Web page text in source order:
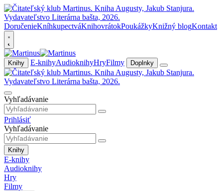
DoručenieKníhkupectváKnihovrátokPoukážkyKnižný blogKontakt
Knihy E-knihyAudioknihyHryFilmy Doplnky
Vyhľadávanie
Prihlásiť
Vyhľadávanie
Knihy
E-knihy
Audioknihy
Hry
Filmy